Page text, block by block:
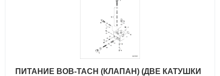
ПИТАНИЕ BOB-TACH (КЛАПАН) (ДВЕ КАТУШКИ